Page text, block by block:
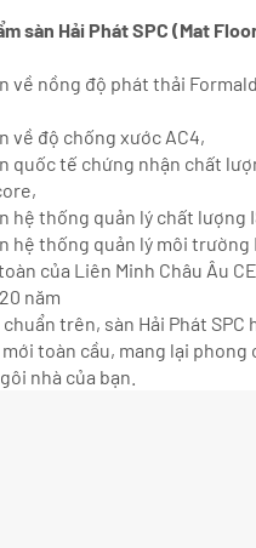
sàn Hải Phát SPC (Mat
về nồng độ phát thải
về độ chống xước AC4,
quốc tế chứng nhận chất
hệ thống quản lý chất lượng
hệ thống quản lý môi trường
của Liên Minh Châu Âu CE
năm
trên, sàn Hải Phát SPC
toàn cầu, mang lại phong
nhà của bạn.